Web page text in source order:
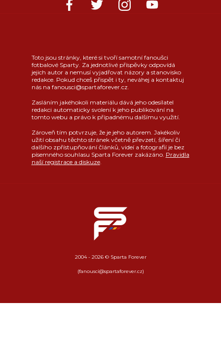
Toto jsou stránky, které si tvoří samotní fanoušci
fotbalové Sparty. Za jednotlivé příspěvky odpovídá
jejich autor a nemusí vyjadřovat názory a stanovisko
redakce. Pokud chceš přispět i ty, neváhej a kontaktuj
nás na fanousci@spartaforever.cz.
Zasláním jakéhokoli materiálu dává jeho odesílatel
redakci automaticky svolení k jeho publikování na
tomto webu a právo k případnému dalšímu využití.
Zároveň tím potvrzuje, že je jeho autorem. Jakékoliv
užití obsahu těchto stránek včetně převzetí, šíření či
dalšího zpřístupňování článků, videí a fotografií je bez
písemného souhlasu Sparta Forever zakázáno. Pravidla
naší registrace a diskuze.
2004 - 2026 © Sparta Forever
(fanousci@spartaforever.cz)